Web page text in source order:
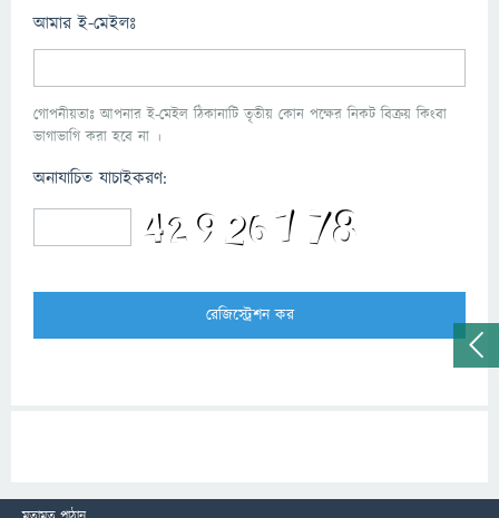
আমার ই-মেইলঃ
গোপনীয়তাঃ আপনার ই-মেইল ঠিকানাটি তৃতীয় কোন পক্ষের নিকট বিক্রয় কিংবা
ভাগাভাগি করা হবে না ।
অনাযাচিত যাচাইকরণ: